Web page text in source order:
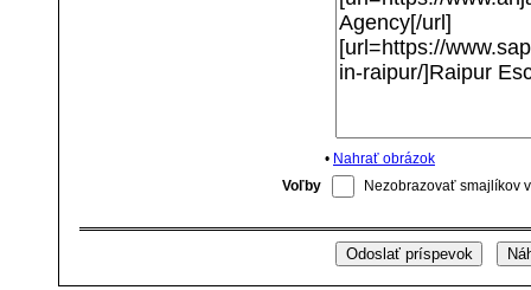
• Nahrať obrázok
Voľby
Nezobrazovať smajlíkov